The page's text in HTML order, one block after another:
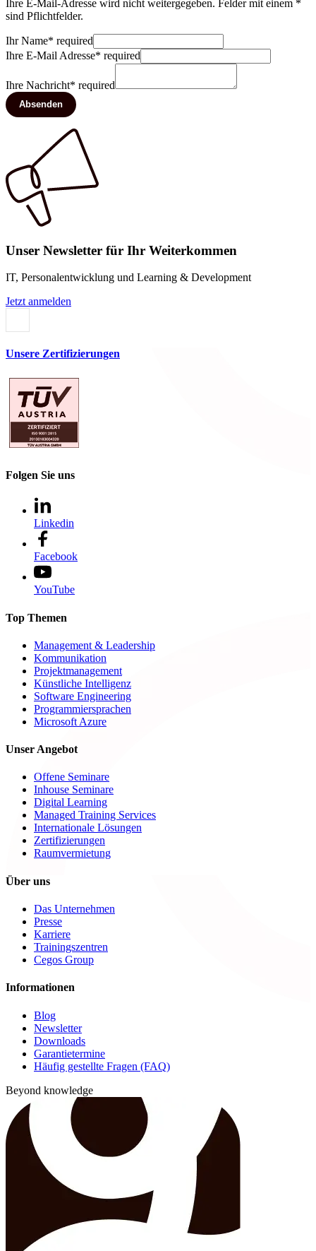
Ihre E-Mail-Adresse wird nicht weitergegeben. Felder mit einem *
sind Pflichtfelder.
Ihr Name* required
Ihre E-Mail Adresse* required
Ihre Nachricht* required
Absenden
Unser Newsletter für Ihr Weiterkommen
IT, Personalentwicklung und Learning & Development
Jetzt anmelden
Unsere Zertifizierungen
Folgen Sie uns
Linkedin
Facebook
YouTube
Top Themen
Management & Leadership
Kommunikation
Projektmanagement
Künstliche Intelligenz
Software Engineering
Programmiersprachen
Microsoft Azure
Unser Angebot
Offene Seminare
Inhouse Seminare
Digital Learning
Managed Training Services
Internationale Lösungen
Zertifizierungen
Raumvermietung
Über uns
Das Unternehmen
Presse
Karriere
Trainingszentren
Cegos Group
Informationen
Blog
Newsletter
Downloads
Garantietermine
Häufig gestellte Fragen (FAQ)
Beyond knowledge